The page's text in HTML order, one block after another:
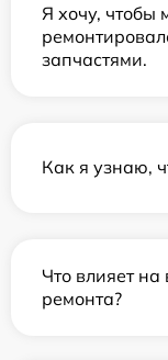
Я хочу, чтобы
запчастями.
Как я узнаю,
Что влияет
ремонта?